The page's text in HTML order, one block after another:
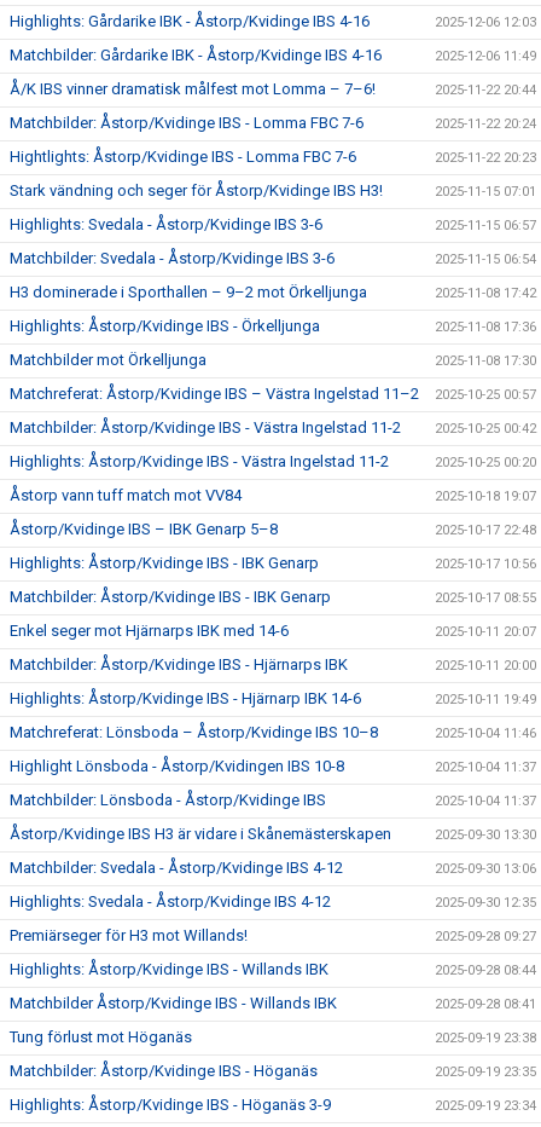
Highlights: Gårdarike IBK - Åstorp/Kvidinge IBS 4-16 2025-12-06 12:03
Matchbilder: Gårdarike IBK - Åstorp/Kvidinge IBS 4-16 2025-12-06 11:49
Å/K IBS vinner dramatisk målfest mot Lomma – 7–6! 2025-11-22 20:44
Matchbilder: Åstorp/Kvidinge IBS - Lomma FBC 7-6 2025-11-22 20:24
Hightlights: Åstorp/Kvidinge IBS - Lomma FBC 7-6 2025-11-22 20:23
Stark vändning och seger för Åstorp/Kvidinge IBS H3! 2025-11-15 07:01
Highlights: Svedala - Åstorp/Kvidinge IBS 3-6 2025-11-15 06:57
Matchbilder: Svedala - Åstorp/Kvidinge IBS 3-6 2025-11-15 06:54
H3 dominerade i Sporthallen – 9–2 mot Örkelljunga 2025-11-08 17:42
Highlights: Åstorp/Kvidinge IBS - Örkelljunga 2025-11-08 17:36
Matchbilder mot Örkelljunga 2025-11-08 17:30
Matchreferat: Åstorp/Kvidinge IBS – Västra Ingelstad 11–2 2025-10-25 00:57
Matchbilder: Åstorp/Kvidinge IBS - Västra Ingelstad 11-2 2025-10-25 00:42
Highlights: Åstorp/Kvidinge IBS - Västra Ingelstad 11-2 2025-10-25 00:20
Åstorp vann tuff match mot VV84 2025-10-18 19:07
Åstorp/Kvidinge IBS – IBK Genarp 5–8 2025-10-17 22:48
Highlights: Åstorp/Kvidinge IBS - IBK Genarp 2025-10-17 10:56
Matchbilder: Åstorp/Kvidinge IBS - IBK Genarp 2025-10-17 08:55
Enkel seger mot Hjärnarps IBK med 14-6 2025-10-11 20:07
Matchbilder: Åstorp/Kvidinge IBS - Hjärnarps IBK 2025-10-11 20:00
Highlights: Åstorp/Kvidinge IBS - Hjärnarp IBK 14-6 2025-10-11 19:49
Matchreferat: Lönsboda – Åstorp/Kvidinge IBS 10–8 2025-10-04 11:46
Highlight Lönsboda - Åstorp/Kvidingen IBS 10-8 2025-10-04 11:37
Matchbilder: Lönsboda - Åstorp/Kvidinge IBS 2025-10-04 11:37
Åstorp/Kvidinge IBS H3 är vidare i Skånemästerskapen 2025-09-30 13:30
Matchbilder: Svedala - Åstorp/Kvidinge IBS 4-12 2025-09-30 13:06
Highlights: Svedala - Åstorp/Kvidinge IBS 4-12 2025-09-30 12:35
Premiärseger för H3 mot Willands! 2025-09-28 09:27
Highlights: Åstorp/Kvidinge IBS - Willands IBK 2025-09-28 08:44
Matchbilder Åstorp/Kvidinge IBS - Willands IBK 2025-09-28 08:41
Tung förlust mot Höganäs 2025-09-19 23:38
Matchbilder: Åstorp/Kvidinge IBS - Höganäs 2025-09-19 23:35
Highlights: Åstorp/Kvidinge IBS - Höganäs 3-9 2025-09-19 23:34